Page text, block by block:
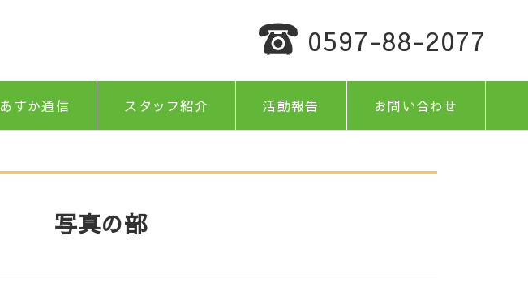
0597-88-2077
あすか通信 スタッフ紹介 活動報告 お問い合わせ
写真の部